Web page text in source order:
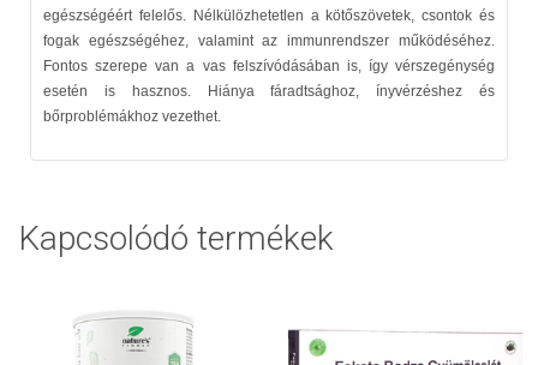
egészségéért felelős. Nélkülözhetetlen a kötőszövetek, csontok és
fogak egészségéhez, valamint az immunrendszer működéséhez.
Fontos szerepe van a vas felszívódásában is, így vérszegénység
esetén is hasznos. Hiánya fáradtsághoz, ínyvérzéshez és
bőrproblémákhoz vezethet.
Kapcsolódó termékek